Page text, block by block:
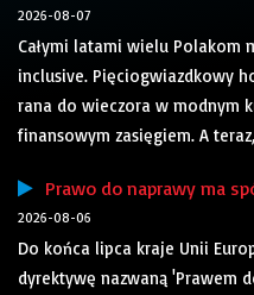
2026-08-07
Całymi latami wielu Polakom
inclusive. Pięciogwiazdkowy
rana do wieczora w modnym
finansowym zasięgiem. A
Prawo do naprawy ma
2026-08-06
Do końca lipca kraje Unii
dyrektywę nazwaną 'Prawem